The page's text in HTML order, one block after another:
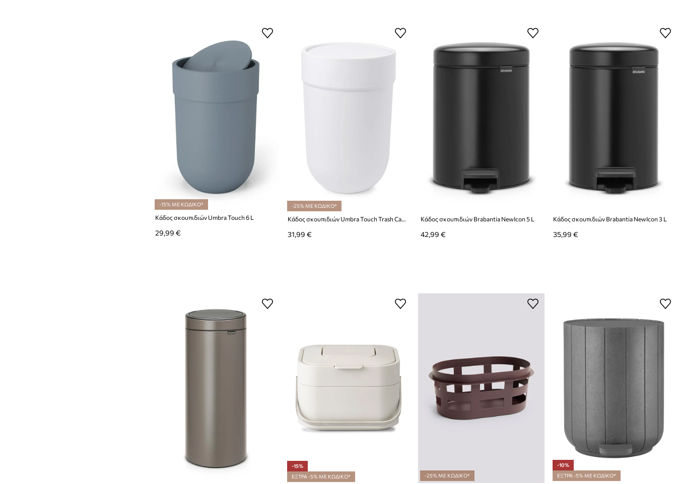
-15% ΜΕ ΚΩΔΙΚΟ*
Κάδος σκουπιδιών Umbra Touch 6 L
29,99 €
-25% ΜΕ ΚΩΔΙΚΟ*
Κάδος σκουπιδιών Umbra Touch Trash Can 6 L
31,99 €
Κάδος σκουπιδιών Brabantia NewIcon 5 L
42,99 €
Κάδος σκουπιδιών Brabantia NewIcon 3 L
35,99 €
-15%
ΕΞΤΡΑ -5% ΜΕ ΚΩΔΙΚΟ*
-25% ΜΕ ΚΩΔΙΚΟ*
-10%
ΕΞΤΡΑ -5% ΜΕ ΚΩΔΙΚΟ*